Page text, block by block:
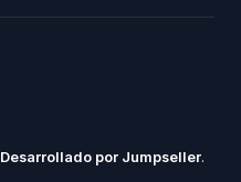
Desarrollado por Jumpseller.